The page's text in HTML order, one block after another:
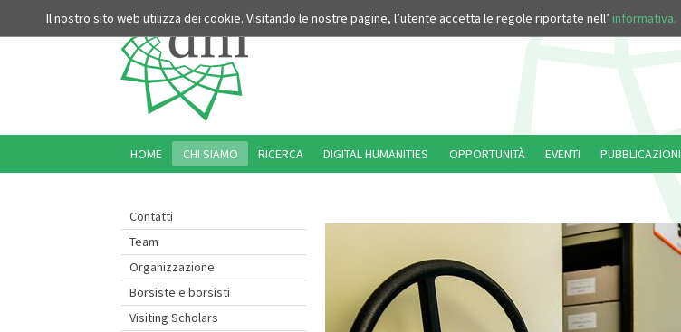
Il nostro sito web utilizza dei cookie. Visitando le nostre pagine, l’utente accetta le regole riportate nell’ informativa.
Contatti
Team
Organizzazione
Borsiste e borsisti
Visiting Scholars
HOME CHI SIAMO RICERCA DIGITAL HUMANITIES OPPORTUNITÀ EVENTI PUBBLICAZIONI